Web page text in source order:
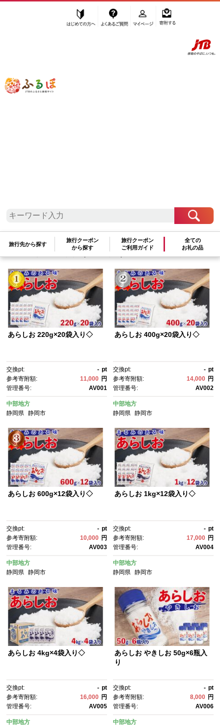
ふるぽ JTBのふるさと納税サイト
旅行先から探す
旅行クーポン
から探す
旅行クーポン
ご利用ガイド
全ての
お礼の品
「ふるさと納税」TOP
参考寄附額順 新着順 人気ランキング順
あらしお 220g×20袋入り◇
交換pt: - pt
参考寄附額:
11,000 円
管理番号:
AV001
中部地方
静岡県
静岡市
あらしお 400g×20袋入り◇
交換pt: - pt
参考寄附額:
14,000 円
管理番号:
AV002
中部地方
静岡県 静岡市
あらしお 600g×12袋入り◇
交換pt: - pt
参考寄附額:
10,000 円
管理番号:
AV003
中部地方
静岡県
静岡市
あらしお 1kg×12袋入り◇
交換pt: - pt
参考寄附額:
17,000 円
管理番号:
AV004
中部地方
静岡県 静岡市
あらしお 4kg×4袋入り◇
交換pt: - pt
参考寄附額:
16,000 円
管理番号:
AV005
中部地方
あらしお やきしお 50g×6瓶入
り
交換pt: - pt
参考寄附額:
8,000 円
管理番号:
AV006
中部地方